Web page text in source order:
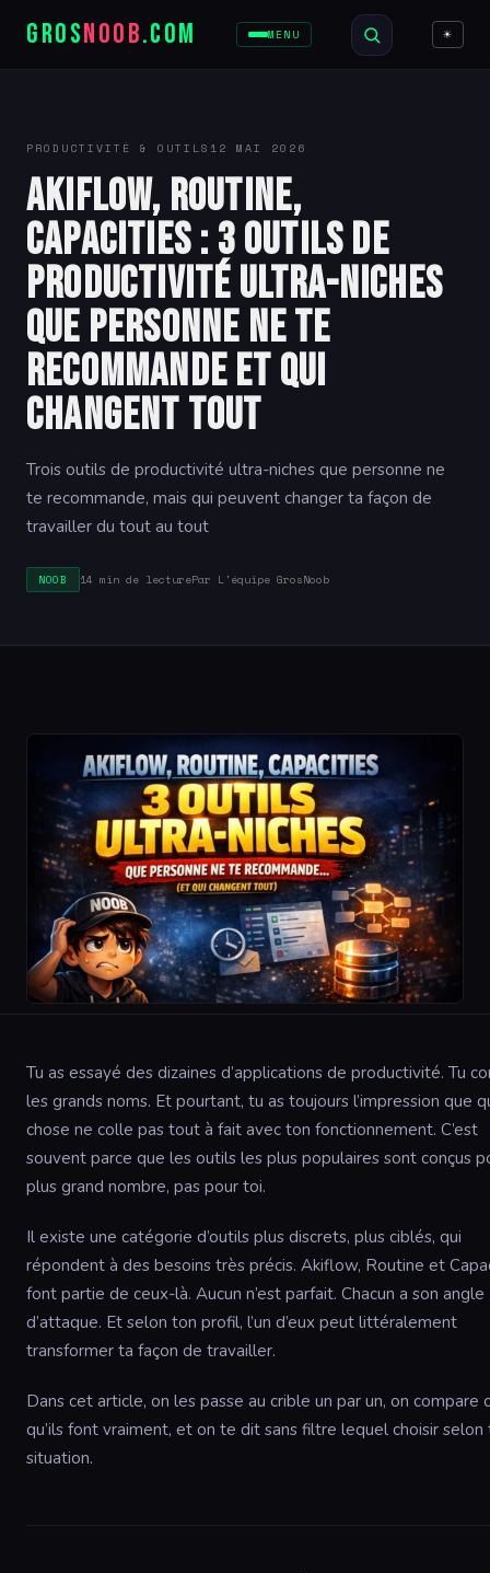
GROSNOOB.COM MENU ☀
PRODUCTIVITÉ & OUTILS 12 MAI 2026
Akiflow, Routine,
Capacities : 3 outils de
productivité ultra-niches
que personne ne te
recommande et qui
changent tout
Trois outils de productivité ultra-niches que personne ne
te recommande, mais qui peuvent changer ta façon de
travailler du tout au tout
NOOB 14 min de lecturePar L'équipe GrosNoob
Tu as essayé des dizaines d’applications de productivité. Tu
les grands noms. Et pourtant, tu as toujours l’impression que
chose ne colle pas tout à fait avec ton fonctionnement. C’est
souvent parce que les outils les plus populaires sont conçus
plus grand nombre, pas pour toi.
Il existe une catégorie d’outils plus discrets, plus ciblés, qui
répondent à des besoins très précis. Akiflow, Routine et
font partie de ceux-là. Aucun n’est parfait. Chacun a son angle
d’attaque. Et selon ton profil, l’un d’eux peut littéralement
transformer ta façon de travailler.
Dans cet article, on les passe au crible un par un, on compare
qu’ils font vraiment, et on te dit sans filtre lequel choisir selon
situation.